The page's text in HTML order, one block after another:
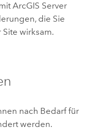
ArcGIS Server
die Sie
wirksam.
nach Bedarf für
werden.